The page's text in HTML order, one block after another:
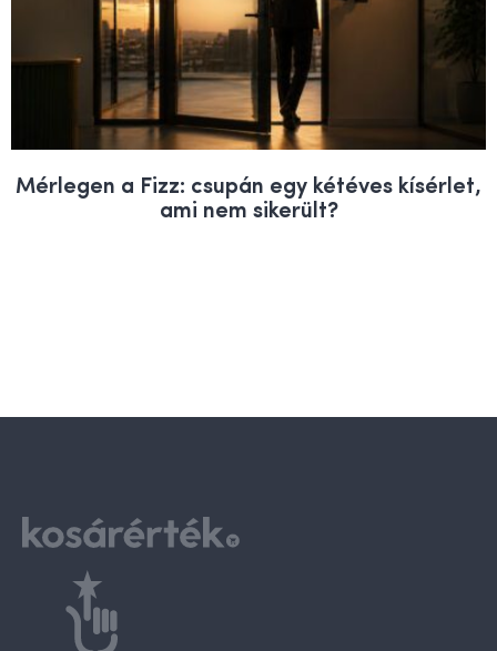
Mérlegen a Fizz: csupán egy kétéves kísérlet,
ami nem sikerült?